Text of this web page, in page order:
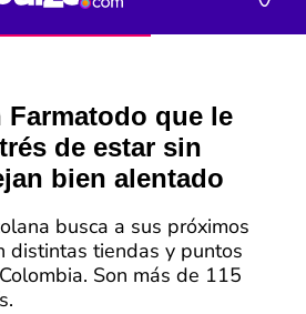
Farmatodo que le
de estar sin
bien alentado
busca a sus próximos
distintas tiendas y puntos
Son más de 115